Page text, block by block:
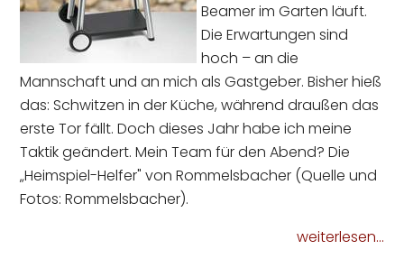
Beamer im Garten läuft.
Die Erwartungen sind
hoch – an die
Mannschaft und an mich als Gastgeber. Bisher hieß
das: Schwitzen in der Küche, während draußen das
erste Tor fällt. Doch dieses Jahr habe ich meine
Taktik geändert. Mein Team für den Abend? Die
„Heimspiel-Helfer" von Rommelsbacher (Quelle und
Fotos: Rommelsbacher).
weiterlesen...